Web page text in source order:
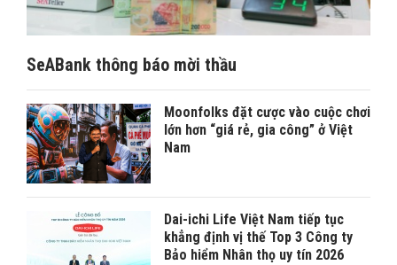
SeABank thông báo mời thầu
Moonfolks đặt cược vào cuộc chơi
lớn hơn “giá rẻ, gia công” ở Việt
Nam
Dai-ichi Life Việt Nam tiếp tục
khẳng định vị thế Top 3 Công ty
Bảo hiểm Nhân thọ uy tín 2026